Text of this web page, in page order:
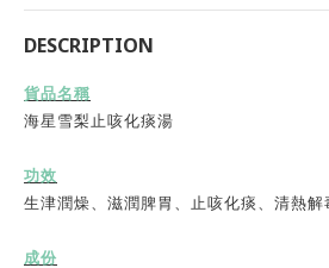
DESCRIPTION
貨品名稱
海星雪梨止咳化痰湯
功效
生津潤燥、滋潤脾胃、止咳化痰、清熱解
成份